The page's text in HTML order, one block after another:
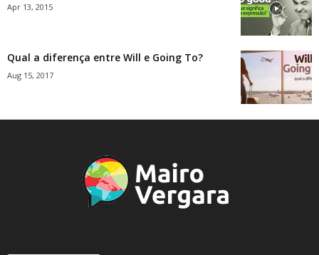
Apr 13, 2015
Qual a diferença entre Will e Going To?
Aug 15, 2017